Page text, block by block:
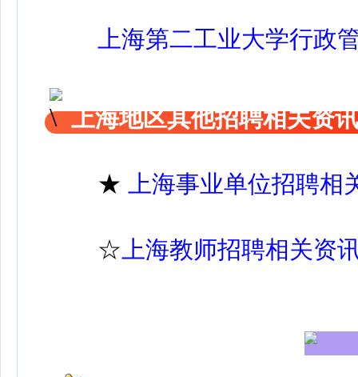
上海第二工业大学行政
上海地区其他招聘相关资
★ 上海事业单位招聘相
☆ 上海教师招聘相关资